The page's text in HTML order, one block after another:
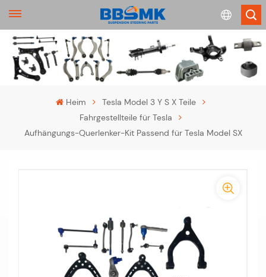
English
français
Heim
Tesla Model 3 Y S X Teile
Fahrgestellteile für Tesla
Aufhängungs-Querlenker-Kit Passend für Tesla Model SX